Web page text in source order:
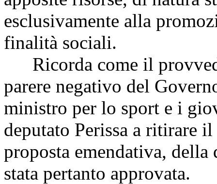
esclusivamente alla
finalità sociali.
Ricorda come il
parere negativo del
ministro per lo sport e i
deputato Perissa a ritirare
proposta emendativa,
stata pertanto approvata.